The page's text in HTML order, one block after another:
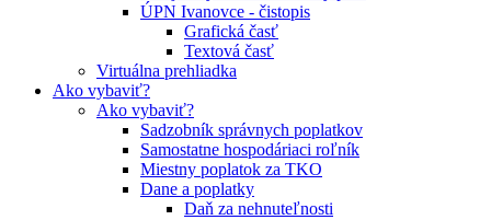
ÚPN Ivanovce - čistopis
Grafická časť
Textová časť
Virtuálna prehliadka
Ako vybaviť?
Ako vybaviť?
Sadzobník správnych poplatkov
Samostatne hospodáriaci roľník
Miestny poplatok za TKO
Dane a poplatky
Daň za nehnuteľnosti